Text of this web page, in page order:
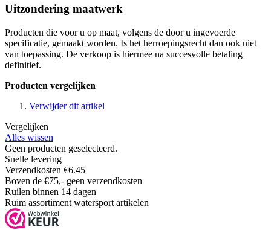
Uitzondering maatwerk
Producten die voor u op maat, volgens de door u ingevoerde
specificatie, gemaakt worden. Is het herroepingsrecht dan ook niet
van toepassing. De verkoop is hiermee na succesvolle betaling
definitief.
Producten vergelijken
Verwijder dit artikel
Vergelijken
Alles wissen
Geen producten geselecteerd.
Snelle levering
Verzendkosten €6.45
Boven de €75,- geen verzendkosten
Ruilen binnen 14 dagen
Ruim assortiment watersport artikelen